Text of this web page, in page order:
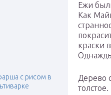
с рисом в
Ежи
Как
краски
Дерево